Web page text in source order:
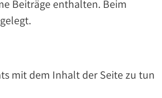
Beiträge enthalten. Beim
mit dem Inhalt der Seite zu tun